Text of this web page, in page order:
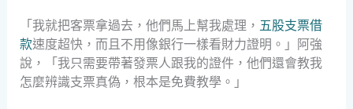
「我就把客票拿過去，他們馬上幫我處理， 五股支票借
款速度超快，而且不用像銀行一樣看財力證明。」阿強
說，「我只需要帶著發票人跟我的證件，他們還會教我
怎麼辨識支票真偽，根本是免費教學。」